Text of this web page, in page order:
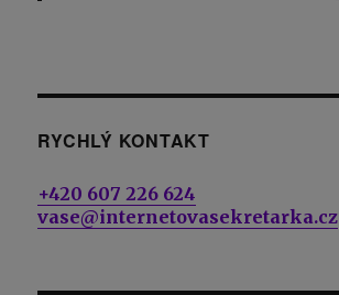
RYCHLÝ KONTAKT
+420 607 226 624
vase@internetovasekretarka.cz